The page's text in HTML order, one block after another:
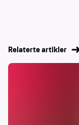
Relaterte artikler